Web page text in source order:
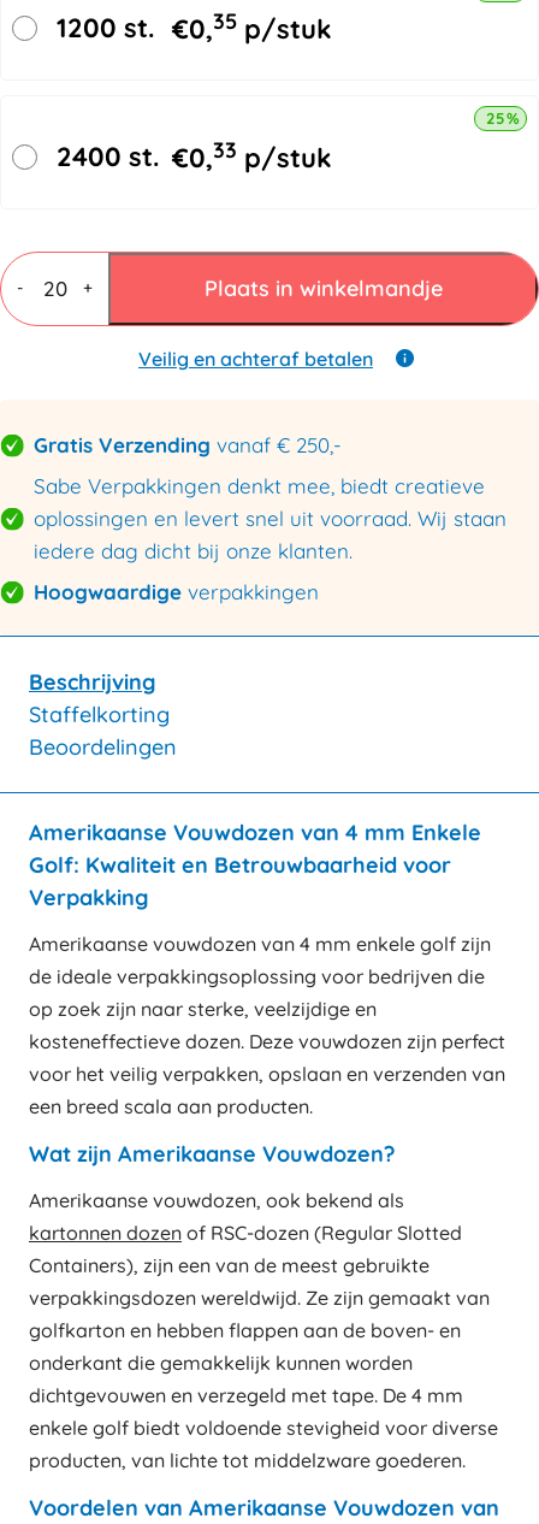
1200 st. €0,35 p/stuk
2400 st. €0,33 p/stuk
25%
-
Vouwdozen
4
mm
+ Plaats in winkelmandje
Veilig en achteraf betalen
Gratis Verzending vanaf € 250,-
Sabe Verpakkingen denkt mee, biedt creatieve
oplossingen en levert snel uit voorraad. Wij staan
iedere dag dicht bij onze klanten.
Hoogwaardige verpakkingen
Beschrijving
Staffelkorting
Beoordelingen
Amerikaanse Vouwdozen van 4 mm Enkele
Golf: Kwaliteit en Betrouwbaarheid voor
Verpakking
Amerikaanse vouwdozen van 4 mm enkele golf zijn
de ideale verpakkingsoplossing voor bedrijven die
op zoek zijn naar sterke, veelzijdige en
kosteneffectieve dozen. Deze vouwdozen zijn perfect
voor het veilig verpakken, opslaan en verzenden van
een breed scala aan producten.
Wat zijn Amerikaanse Vouwdozen?
Amerikaanse vouwdozen, ook bekend als
kartonnen dozen of RSC-dozen (Regular Slotted
Containers), zijn een van de meest gebruikte
verpakkingsdozen wereldwijd. Ze zijn gemaakt van
golfkarton en hebben flappen aan de boven- en
onderkant die gemakkelijk kunnen worden
dichtgevouwen en verzegeld met tape. De 4 mm
enkele golf biedt voldoende stevigheid voor diverse
producten, van lichte tot middelzware goederen.
Voordelen van Amerikaanse Vouwdozen van